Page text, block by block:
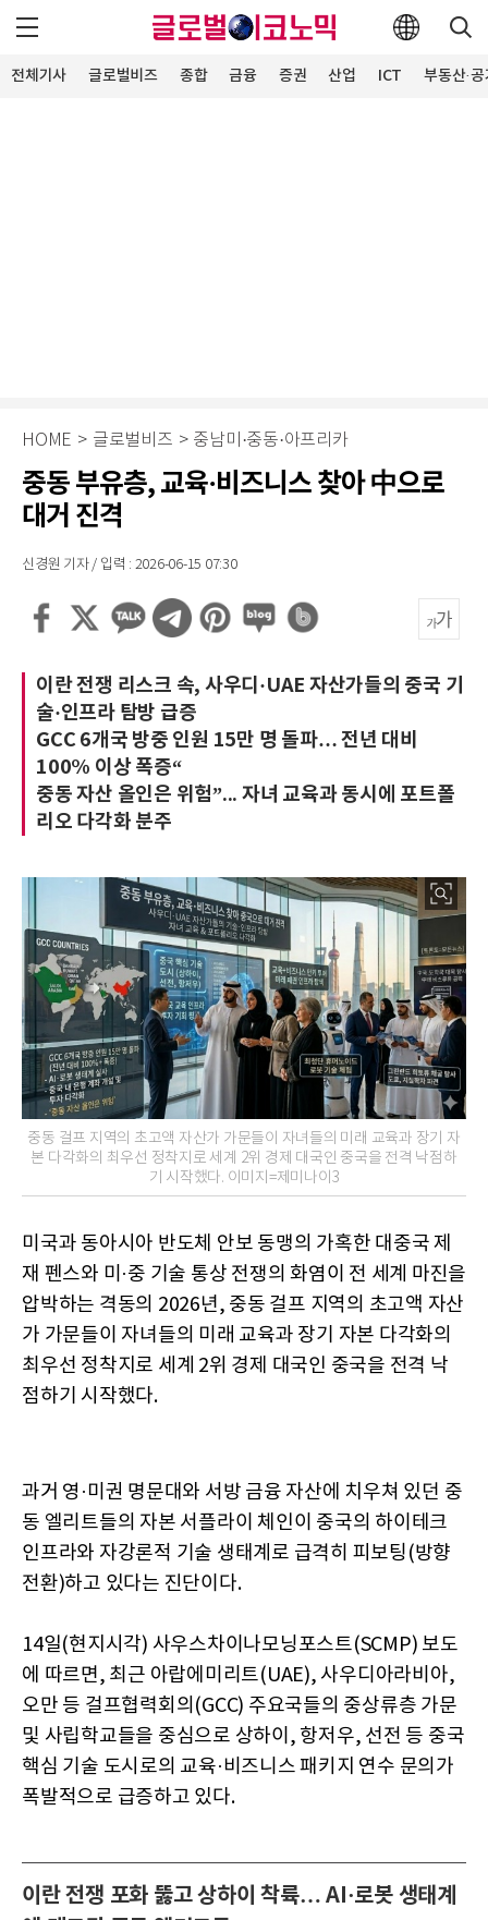
전체기사 글로벌비즈 종합 금융 증권 산업 ICT 부동산·
HOME > 글로벌비즈 > 중남미·중동·아프리카
중동 부유층, 교육·비즈니스 찾아 中으로
대거 진격
신경원 기자 / 입력 : 2026-06-15 07:30
이란 전쟁 리스크 속, 사우디·UAE 자산가들의 중국 기
술·인프라 탐방 급증
GCC 6개국 방중 인원 15만 명 돌파… 전년 대비
100% 이상 폭증“
중동 자산 올인은 위험”... 자녀 교육과 동시에 포트폴
리오 다각화 분주
중동 걸프 지역의 초고액 자산가 가문들이 자녀들의 미래 교육과 장기 자
본 다각화의 최우선 정착지로 세계 2위 경제 대국인 중국을 전격 낙점하
기 시작했다. 이미지=제미나이3
미국과 동아시아 반도체 안보 동맹의 가혹한 대중국 제
재 펜스와 미·중 기술 통상 전쟁의 화염이 전 세계 마진을
압박하는 격동의 2026년, 중동 걸프 지역의 초고액 자산
가 가문들이 자녀들의 미래 교육과 장기 자본 다각화의
최우선 정착지로 세계 2위 경제 대국인 중국을 전격 낙
점하기 시작했다.
과거 영·미권 명문대와 서방 금융 자산에 치우쳐 있던 중
동 엘리트들의 자본 서플라이 체인이 중국의 하이테크
인프라와 자강론적 기술 생태계로 급격히 피보팅(방향
전환)하고 있다는 진단이다.
14일(현지시각) 사우스차이나모닝포스트(SCMP) 보도
에 따르면, 최근 아랍에미리트(UAE), 사우디아라비아,
오만 등 걸프협력회의(GCC) 주요국들의 중상류층 가문
및 사립학교들을 중심으로 상하이, 항저우, 선전 등 중국
핵심 기술 도시로의 교육·비즈니스 패키지 연수 문의가
폭발적으로 급증하고 있다.
이란 전쟁 포화 뚫고 상하이 착륙… AI·로봇 생태계